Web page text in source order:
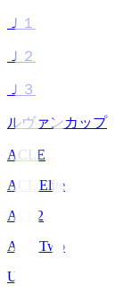
Ｊ１
Ｊ２
Ｊ３
ルヴァンカップ
ACLE
ACL Elite
ACL2
ACL Two
U-21